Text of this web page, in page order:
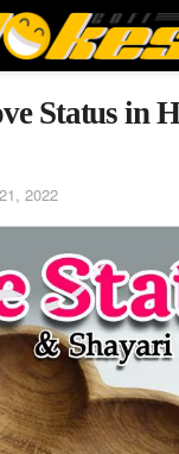
Status in
2022